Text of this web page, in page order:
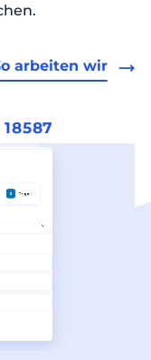
arbeiten wir
18587